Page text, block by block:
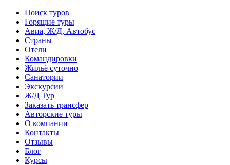
Поиск туров
Горящие туры
Авиа, Ж/Д, Автобус
Страны
Отели
Командировки
Жильё суточно
Санатории
Экскурсии
Ж/Д Тур
Заказать трансфер
Авторские туры
О компании
Контакты
Отзывы
Блог
Курсы